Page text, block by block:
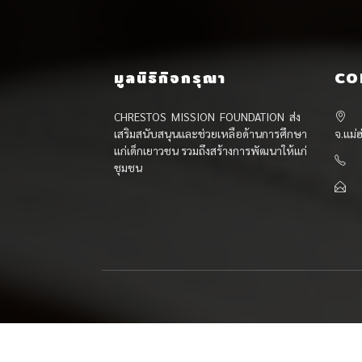
มูลนิธิกิจกรุณา
CHRESTOS MISSION FOUNDATION ส่ง
เสริมสนับสนุนและช่วยเหลือด้านการศึกษา
แก่เด็กเยาวชน รวมถึงสร้างการพัฒนาให้แก่
ชุมชน
จ.แม่